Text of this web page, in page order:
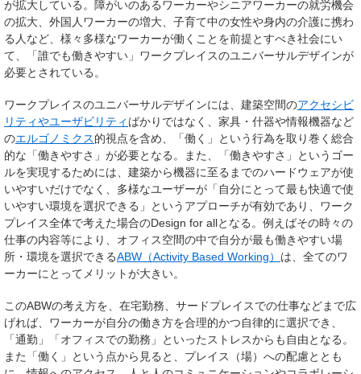
が拡大している。障がいのあるワーカーやシニアワーカーの就労機会
の拡大、外国人ワーカーの増大、子育て中の女性や身内の介護に携わ
る人など、様々多様なワーカーが働くことを前提とすべき社会にい
て、「誰でも働きやすい」ワークプレイスのユニバーサルデザインが
必要とされている。
ワークプレイスのユニバーサルデザインには、建築空間のアクセシビ
リティやユーザビリティ ばかりではなく、家具・什器や情報機器など
のエルゴノミクス的視点を含め、「働く」という行為を取り巻く総合
的な「働きやすさ」が必要となる。また、「働きやすさ」というゴー
ルを実現するためには、建築から機器に至るまでのハードウェアが使
いやすいだけでなく、多様なユーザーが「自分にとって最も快適で使
いやすい環境を選択できる」というアプローチが有効であり、ワーク
プレイス全体で考えた場合のDesign for allとなる。例えばその時々の
仕事の内容等により、オフィス空間の中で自分が最も働きやすい場
所・環境を選択できるABW（Activity Based Working） は、全てのワ
ーカーにとってメリットが大きい。
このABWの考え方を、在宅勤務、サードプレイスでの仕事などまで広
げれば、ワーカーが自分の働き方を合理的かつ自律的に選択でき、
「通勤」「オフィスでの勤務」といったストレスからも自由となる。
また「働く」という点から見ると、プレイス（場）への配慮ととも